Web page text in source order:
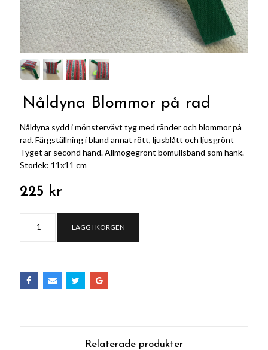
Nåldyna Blommor på rad
Nåldyna sydd i mönstervävt tyg med ränder och blommor på
rad. Färgställning i bland annat rött, ljusblått och ljusgrönt
Tyget är second hand. Allmogegrönt bomullsband som hank.
Storlek: 11x11 cm
225 kr
LÄGG I KORGEN
Relaterade produkter